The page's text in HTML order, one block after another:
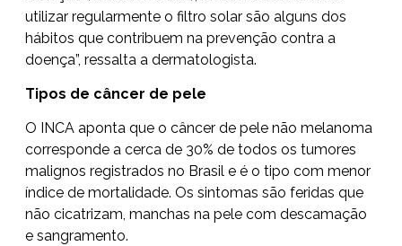
utilizar regularmente o filtro solar são alguns dos
hábitos que contribuem na prevenção contra a
doença”, ressalta a dermatologista.
Tipos de câncer de pele
O INCA aponta que o câncer de pele não melanoma
corresponde a cerca de 30% de todos os tumores
malignos registrados no Brasil e é o tipo com menor
índice de mortalidade. Os sintomas são feridas que
não cicatrizam, manchas na pele com descamação
e sangramento.